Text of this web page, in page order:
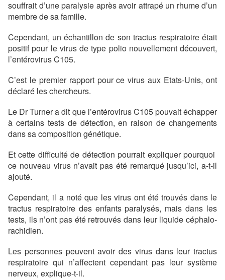
souffrait d’une paralysie après avoir attrapé un rhume d’un
membre de sa famille.
Cependant, un échantillon de son tractus respiratoire était
positif pour le virus de type polio nouvellement découvert,
l’entérovirus C105.
C’est le premier rapport pour ce virus aux Etats-Unis, ont
déclaré les chercheurs.
Le Dr Turner a dit que l’entérovirus C105 pouvait échapper
à certains tests de détection, en raison de changements
dans sa composition génétique.
Et cette difficulté de détection pourrait expliquer pourquoi
ce nouveau virus n’avait pas été remarqué jusqu’ici, a-t-il
ajouté.
Cependant, il a noté que les virus ont été trouvés dans le
tractus respiratoire des enfants paralysés, mais dans les
tests, ils n’ont pas été retrouvés dans leur liquide céphalo-
rachidien.
Les personnes peuvent avoir des virus dans leur tractus
respiratoire qui n’affectent cependant pas leur système
nerveux, explique-t-il.